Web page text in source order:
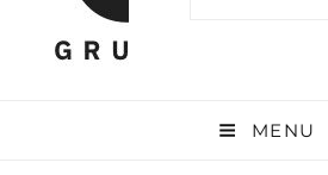
Wysoka Jakość Dostarczanych Informacji
MENU